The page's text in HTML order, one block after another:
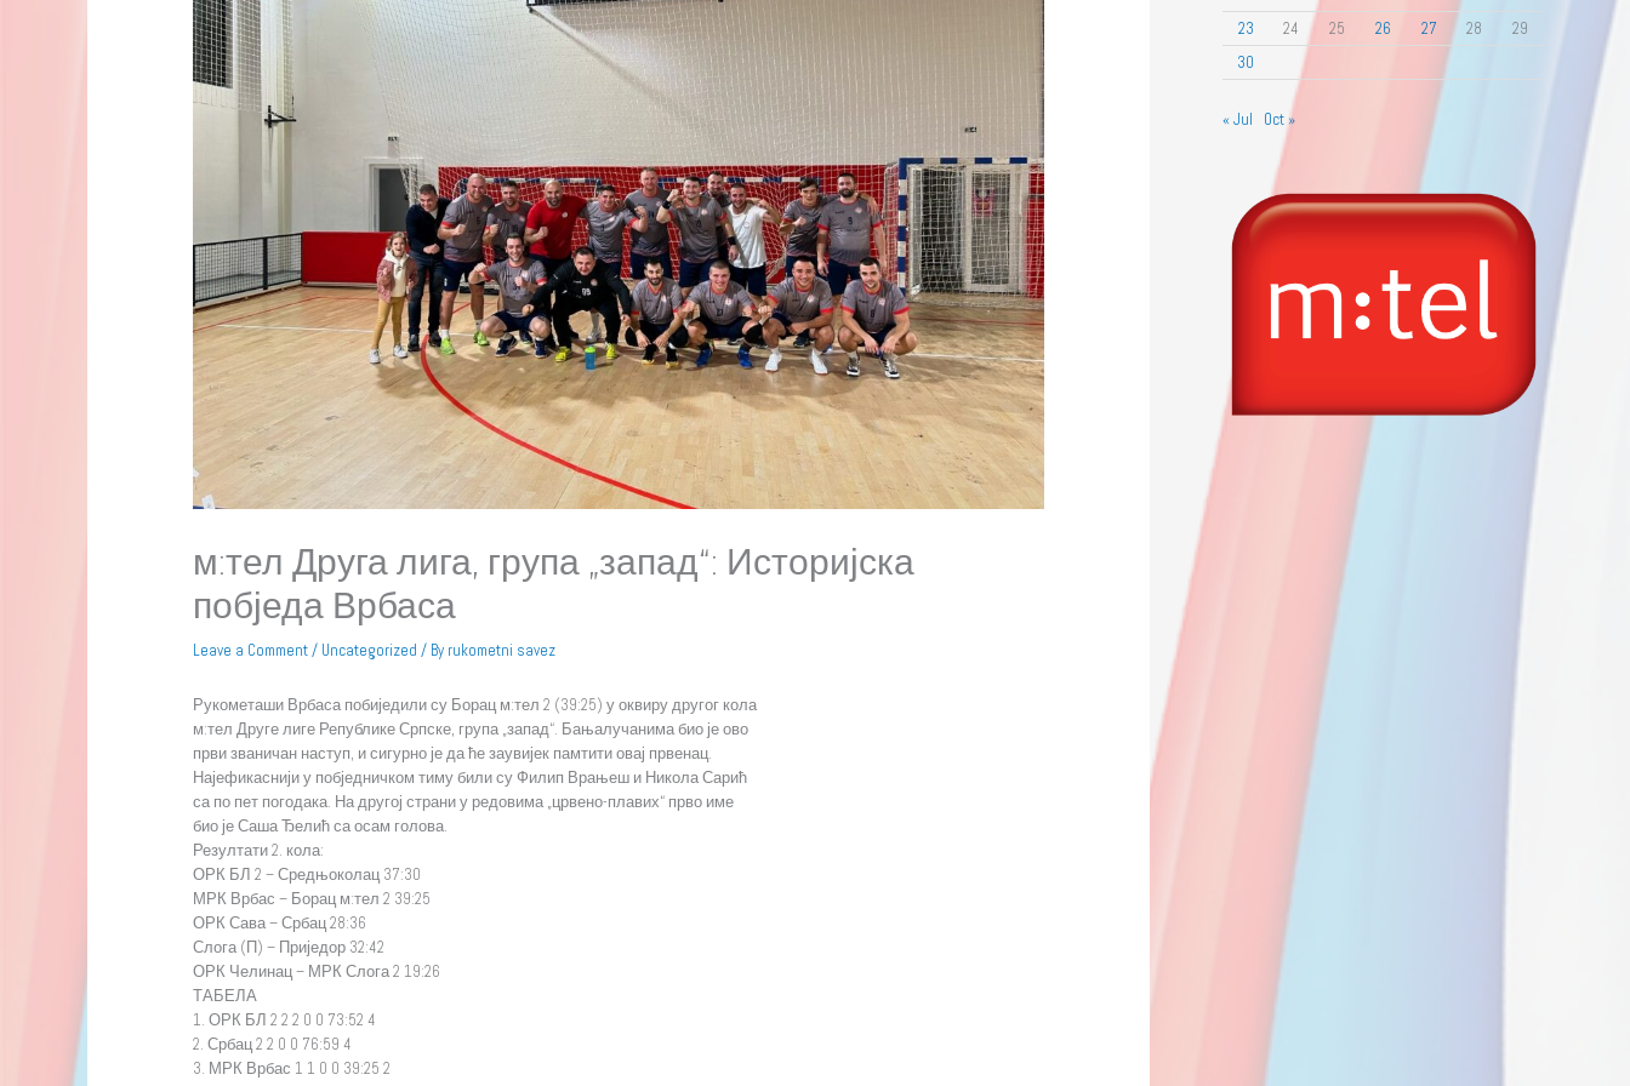
м:тел Друга лига, група „запад“: Историјска
побједа Врбаса
Leave a Comment/ Uncategorized / By rukometni savez
Рукометаши Врбаса побиједили су Борац м:тел 2 (39:25) у оквиру другог кола
м:тел Друге лиге Републике Српске, група „запад“. Бањалучанима био је ово
први званичан наступ, и сигурно је да ће заувијек памтити овај првенац.
Најефикаснији у побједничком тиму били су Филип Врањеш и Никола Сарић
са по пет погодака. На другој страни у редовима „црвено-плавих“ прво име
био је Саша Ђелић са осам голова.
Резултати 2. кола:
ОРК БЛ 2 – Средњоколац 37:30
МРК Врбас – Борац м:тел 2 39:25
ОРК Сава – Србац 28:36
Слога (П) – Приједор 32:42
ОРК Челинац – МРК Слога 2 19:26
ТАБЕЛА
1. ОРК БЛ 2 2 2 0 0 73:52 4
2. Србац 2 2 0 0 76:59 4
3. МРК Врбас 1 1 0 0 39:25 2
23
24 25 26 27 28
29
30
« Jul Oct »